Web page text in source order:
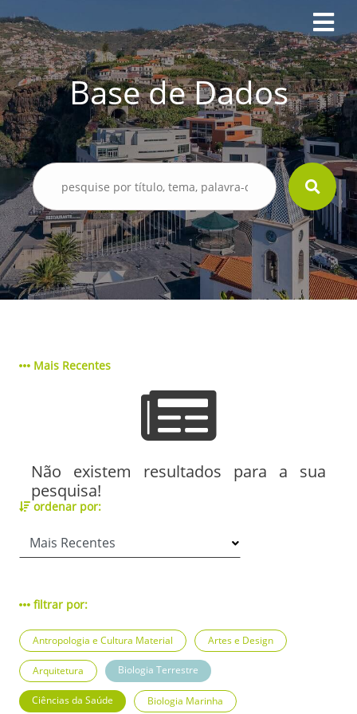
Base de Dados
Mais Recentes
Não existem resultados para a sua
pesquisa!
ordenar por:
filtrar por:
Antropologia e Cultura Material Artes e Design
Arquitetura Biologia Terrestre
Ciências da Saúde Biologia Marinha